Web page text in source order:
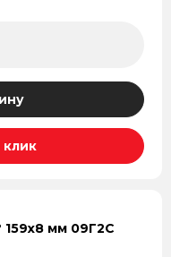
клик
159x8 мм 09Г2С